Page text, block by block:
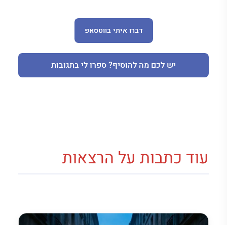
דברו איתי בווטסאפ
יש לכם מה להוסיף? ספרו לי בתגובות
עוד כתבות על הרצאות